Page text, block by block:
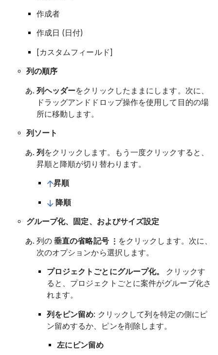
作成者
作成日 (日付)
[カスタムフィールド]
列の順序
列ヘッダーをクリックしたままにします。次に、
ドラッグアンドドロップ操作を使用して目的の場
所に移動します。
列ソート
列 をクリックします。もう一度クリックすると、
昇順と降順が切り替わります。
昇順
降順
グループ化、固定、およびサイズ設定
列の垂直の省略記号
をクリックします。次に、
次のオプションから選択します。
プロジェクトごとにグループ化。 クリックす
ると、プロジェクトごとに案件がグループ化さ
れます。
列をピン留め: クリックして列を特定の側にピ
ン留めするか、ピンを削除します。
左にピン留め